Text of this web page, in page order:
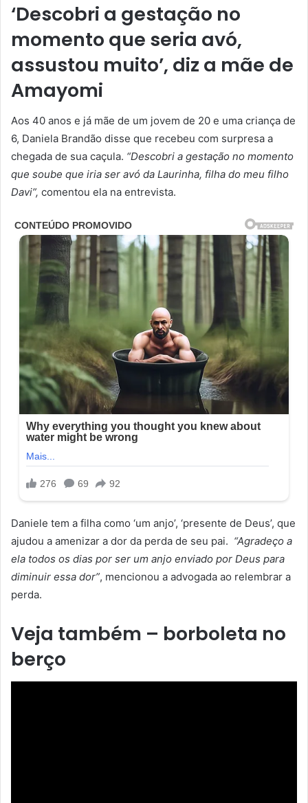
‘Descobri a gestação no
momento que seria avó,
assustou muito’, diz a mãe de
Amayomi
Aos 40 anos e já mãe de um jovem de 20 e uma criança de
6, Daniela Brandão disse que recebeu com surpresa a
chegada de sua caçula. “Descobri a gestação no momento
que soube que iria ser avó da Laurinha, filha do meu filho
Davi”, comentou ela na entrevista.
Daniele tem a filha como ‘um anjo’, ‘presente de Deus’, que
ajudou a amenizar a dor da perda de seu pai. “Agradeço a
ela todos os dias por ser um anjo enviado por Deus para
diminuir essa dor”, mencionou a advogada ao relembrar a
perda.
Veja também – borboleta no
berço